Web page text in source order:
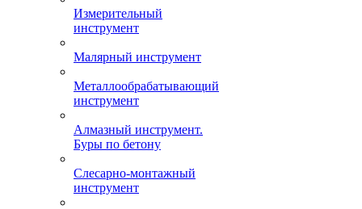
Измерительный
инструмент
Малярный инструмент
Металлообрабатывающий
инструмент
Алмазный инструмент.
Буры по бетону
Слесарно-монтажный
инструмент